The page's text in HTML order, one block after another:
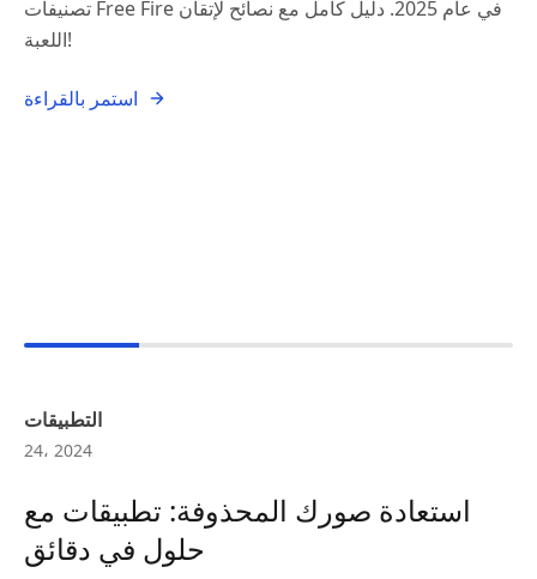
تصنيفات Free Fire في عام 2025. دليل كامل مع نصائح لإتقان
اللعبة!
استمر بالقراءة
التطبيقات
24، 2024
استعادة صورك المحذوفة: تطبيقات مع
حلول في دقائق